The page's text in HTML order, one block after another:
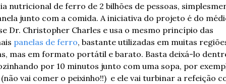
nutricional de ferro de 2 bilhões de pessoas,
junto com a comida. A iniciativa do projeto é do
Dr. Christopher Charles e usa o mesmo princípio das
panelas de ferro, bastante utilizadas em muitas
mas em formato portátil e barato. Basta deixá-lo
por 10 minutos junto com uma sopa, por
vai comer o peixinho!!)  e ele vai turbinar a refeição